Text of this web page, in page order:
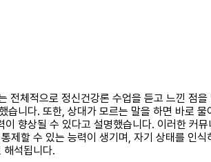
전체적으로 정신건강론 수업을 듣고 느낀
습니다. 또한, 상대가 모르는 말을 하면 바로
향상될 수 있다고 설명했습니다. 이러한
제할 수 있는 능력이 생기며, 자기 상태를 인
해석됩니다.